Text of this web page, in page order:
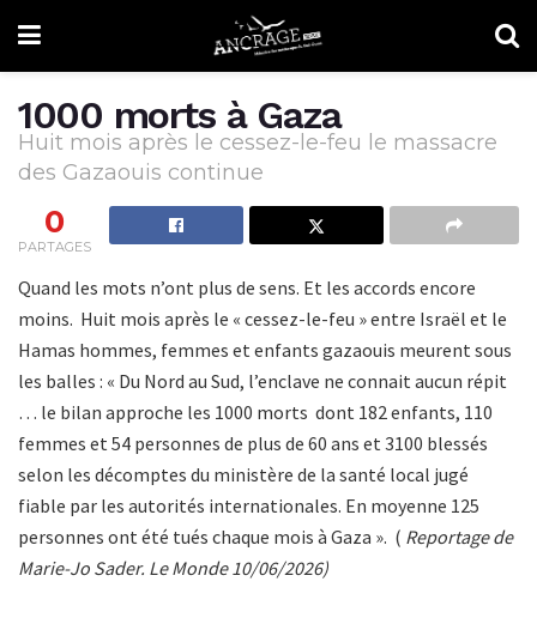
1000 morts à Gaza
Huit mois après le cessez-le-feu le massacre
des Gazaouis continue
0
PARTAGES
Quand les mots n’ont plus de sens. Et les accords encore
moins. Huit mois après le « cessez-le-feu » entre Israël et le
Hamas hommes, femmes et enfants gazaouis meurent sous
les balles : « Du Nord au Sud, l’enclave ne connait aucun répit
… le bilan approche les 1000 morts dont 182 enfants, 110
femmes et 54 personnes de plus de 60 ans et 3100 blessés
selon les décomptes du ministère de la santé local jugé
fiable par les autorités internationales. En moyenne 125
personnes ont été tués chaque mois à Gaza ». ( Reportage de
Marie-Jo Sader. Le Monde 10/06/2026)